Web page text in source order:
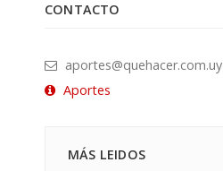
CONTACTO
aportes@quehacer.com.uy
Aportes
MÁS LEIDOS